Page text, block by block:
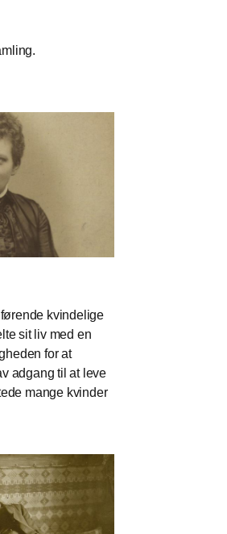
kvindelige
sit liv med en
for at
adgang til at leve
mange kvinder